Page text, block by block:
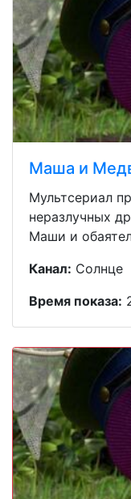
Маша и
Мультсериал
неразлучных
Маши и
Канал: Солнце
Время показа: